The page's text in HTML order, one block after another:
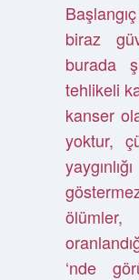
biraz
burada
tehlikeli
kanser
yoktur,
‘nde